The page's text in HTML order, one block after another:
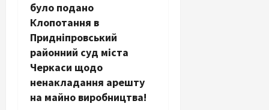
було подано
Клопотання в
Придніпровський
районний суд міста
Черкаси щодо
ненакладання арешту
на майно виробництва!